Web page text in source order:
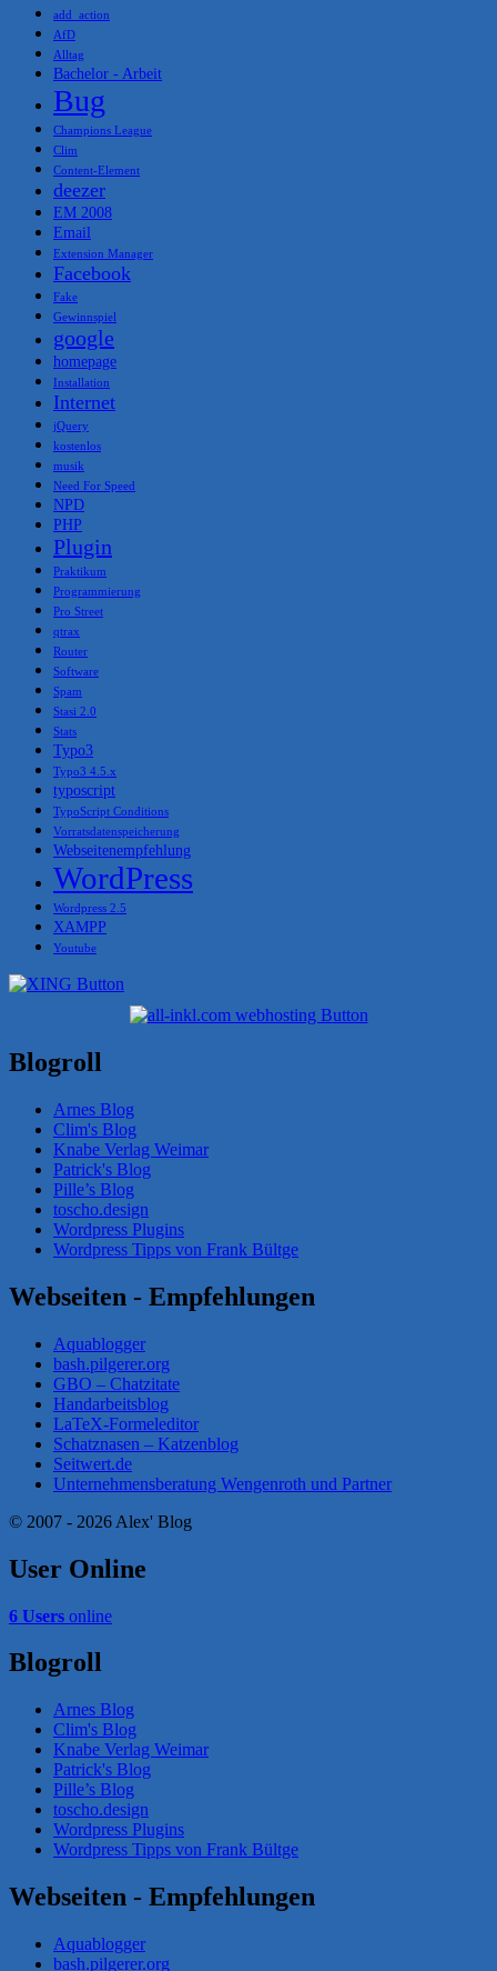
add_action
AfD
Alltag
Bachelor - Arbeit
Bug
Champions League
Clim
Content-Element
deezer
EM 2008
Email
Extension Manager
Facebook
Fake
Gewinnspiel
google
homepage
Installation
Internet
jQuery
kostenlos
musik
Need For Speed
NPD
PHP
Plugin
Praktikum
Programmierung
Pro Street
qtrax
Router
Software
Spam
Stasi 2.0
Stats
Typo3
Typo3 4.5.x
typoscript
TypoScript Conditions
Vorratsdatenspeicherung
Webseitenempfehlung
WordPress
Wordpress 2.5
XAMPP
Youtube
Blogroll
Arnes Blog
Clim's Blog
Knabe Verlag Weimar
Patrick's Blog
Pille’s Blog
toscho.design
Wordpress Plugins
Wordpress Tipps von Frank Bültge
Webseiten - Empfehlungen
Aquablogger
bash.pilgerer.org
GBO – Chatzitate
Handarbeitsblog
LaTeX-Formeleditor
Schatznasen – Katzenblog
Seitwert.de
Unternehmensberatung Wengenroth und Partner
© 2007 - 2026 Alex' Blog
User Online
6 Users online
Blogroll
Arnes Blog
Clim's Blog
Knabe Verlag Weimar
Patrick's Blog
Pille’s Blog
toscho.design
Wordpress Plugins
Wordpress Tipps von Frank Bültge
Webseiten - Empfehlungen
Aquablogger
bash.pilgerer.org